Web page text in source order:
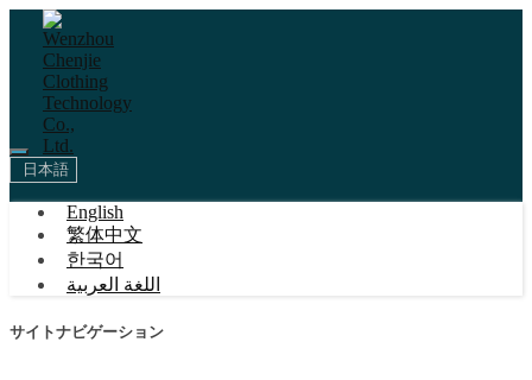
日本語
English
繁体中文
한국어
اللغة العربية
サイトナビゲーション